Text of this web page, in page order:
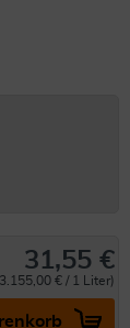
31,55 €
€ / 1 Liter)